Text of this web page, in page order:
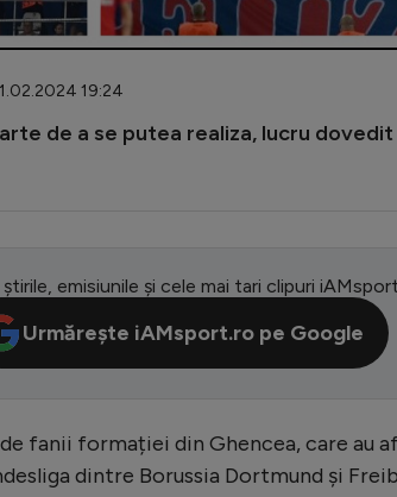
19:24
de a se putea realiza, lucru
emisiunile și cele mai tari clipuri
Urmărește iAMsport.ro pe Google
fanii formației din Ghencea, care au
dintre Borussia Dortmund și